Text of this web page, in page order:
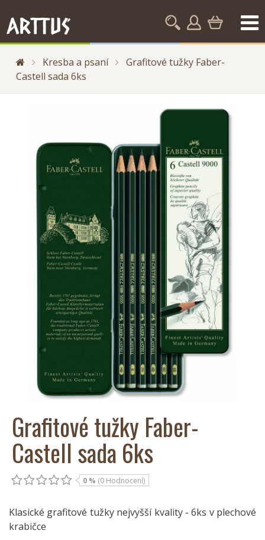
Kresba a psaní
Grafitové tužky Faber-
Castell sada 6ks
Grafitové tužky Faber-
Castell sada 6ks
0 % (0 Hodnocení)
Klasické grafitové tužky nejvyšší kvality - 6ks v plechové
krabičce